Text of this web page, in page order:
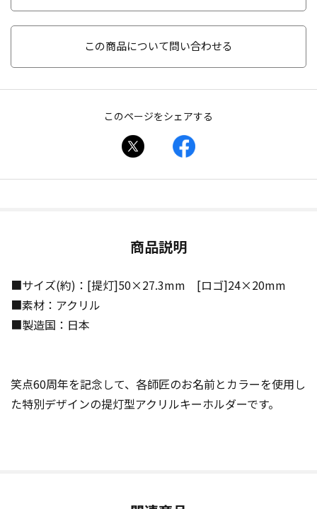
この商品について問い合わせる
このページをシェアする
商品説明
■サイズ(約)：[提灯]50×27.3mm [ロゴ]24×20mm
■素材：アクリル
■製造国：日本
笑点60周年を記念して、各師匠のお名前とカラーを使用し
た特別デザインの提灯型アクリルキーホルダーです。